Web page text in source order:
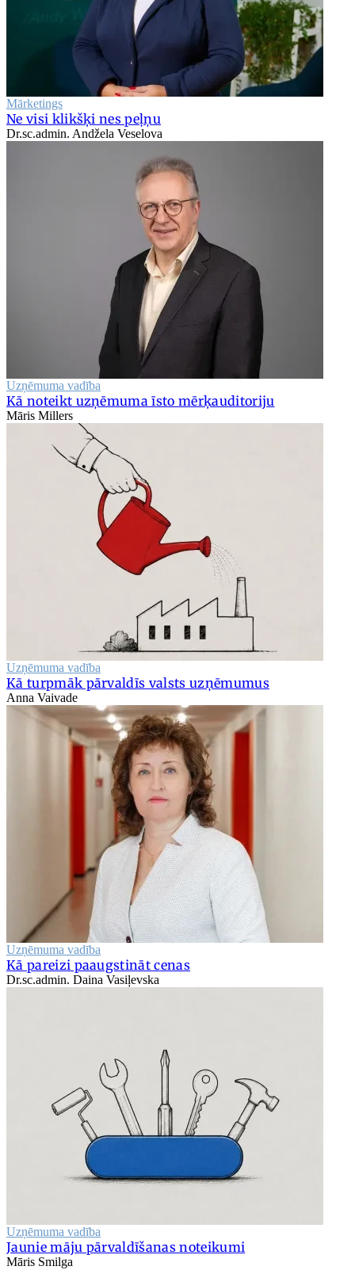
Mārketings
Ne visi klikšķi nes peļņu
Dr.sc.admin. Andžela Veselova
Uzņēmuma vadība
Kā noteikt uzņēmuma īsto mērķauditoriju
Māris Millers
Uzņēmuma vadība
Kā turpmāk pārvaldīs valsts uzņēmumus
Anna Vaivade
Uzņēmuma vadība
Kā pareizi paaugstināt cenas
Dr.sc.admin. Daina Vasiļevska
Uzņēmuma vadība
Jaunie māju pārvaldīšanas noteikumi
Māris Smilga